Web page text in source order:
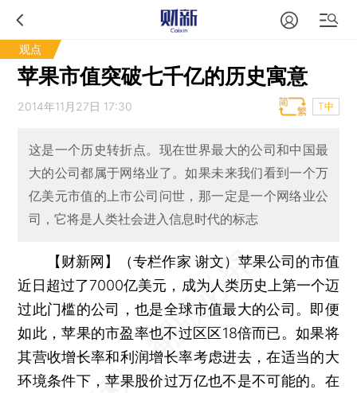
观点
苹果市值突破七千亿的历史寓意
2014年11月27日 17:30 T中
这是一个历史转折点。现在世界最大的公司和中国最
大的公司都属于网络业了。如果未来我们看到一个万
亿美元市值的上市公司问世，那一定是一个网络业公
司，它将是人类社会进入信息时代的标志
【财新网】（专栏作家 谢文）苹果公司的市值
近日超过了7000亿美元，成为人类历史上第一个迈
过此门槛的公司，也是全球市值最大的公司。即便
如此，苹果的市盈率也不过区区18倍而已。如果将
其营收增长率和利润增长率考虑进去，在适当的大
环境条件下，苹果股价过万亿也不是不可能的。在